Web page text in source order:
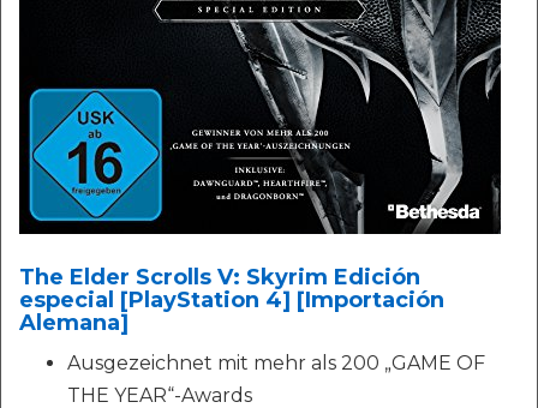
The Elder Scrolls V: Skyrim Edición
especial [PlayStation 4] [Importación
Alemana]
Ausgezeichnet mit mehr als 200 „GAME OF
THE YEAR“-Awards